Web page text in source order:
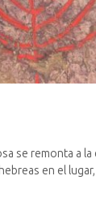
se remonta a la
en el